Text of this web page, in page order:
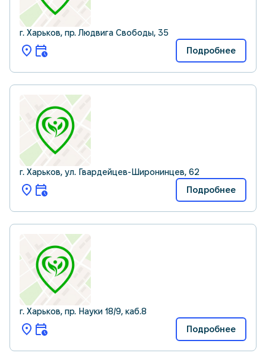
г. Харьков, пр. Людвига Свободы, 35
Подробнее
г. Харьков, ул. Гвардейцев-Широнинцев, 62
Подробнее
г. Харьков, пр. Науки 18/9, каб.8
Подробнее